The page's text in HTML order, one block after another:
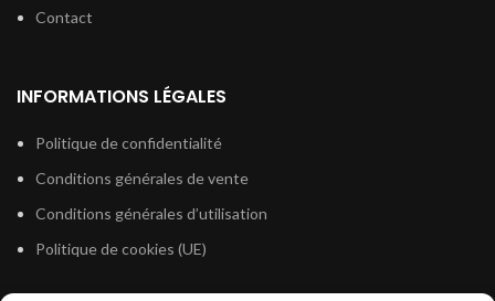
Contact
INFORMATIONS LÉGALES
Politique de confidentialité
Conditions générales de vente
Conditions générales d’utilisation
Politique de cookies (UE)